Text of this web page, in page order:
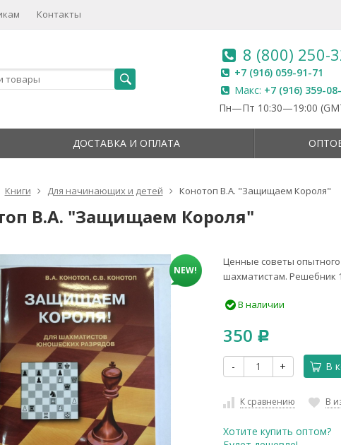
Контакты
8 (800) 250-
+7 (916) 059-91-71
Макс: +7 (916) 359-
Пн—Пт 10:30—19:00
ДОСТАВКА И ОПЛАТА
Книги Для начинающих и детей Конотоп В.А. "Защищаем Короля"
В.А. "Защищаем Короля"
NEW!
Ценные советы
шахматистам. Решебник
В наличии
350 Р
- + В
К сравнению В
Хотите купить оптом?